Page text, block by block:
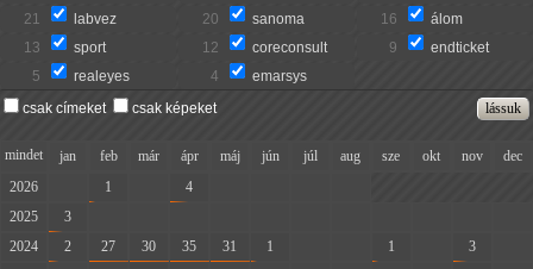
21
labvez 20 sanoma 16
álom
13
sport 12 coreconsult 9
endticket
5
realeyes 4
emarsys
csak címeket
csak képeket
mindet jan feb már ápr máj jún júl aug sze okt nov
dec
2026
1 4
2025
3
2024
2 27 30 35 31 1 1 3